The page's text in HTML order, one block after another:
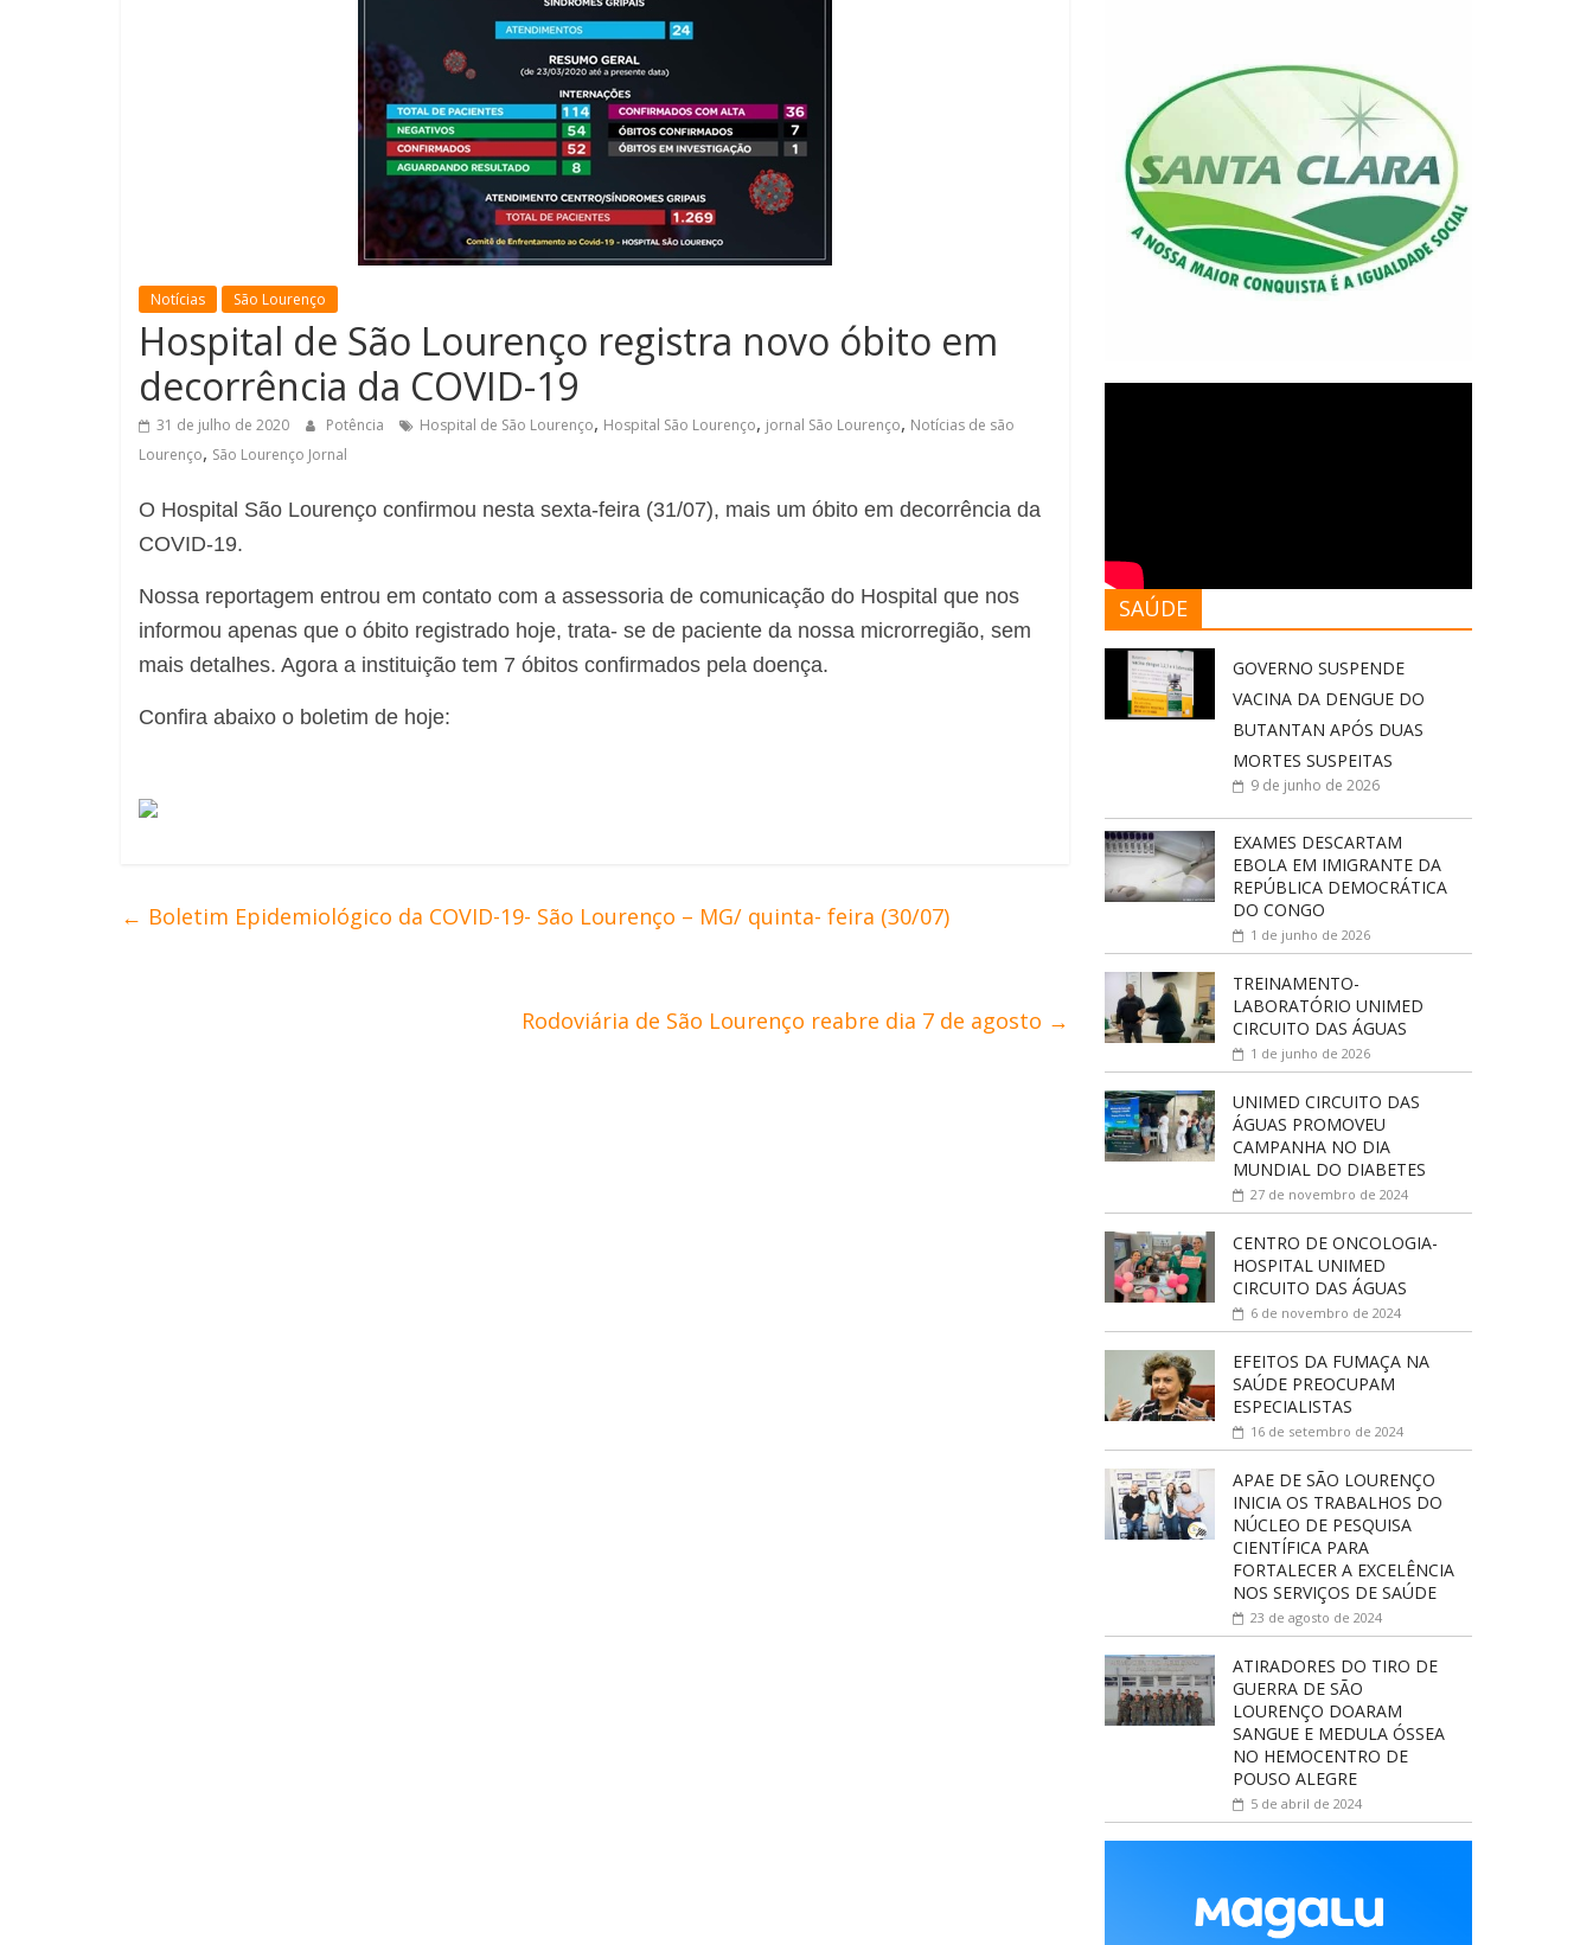
Notícias São Lourenço
Hospital de São Lourenço registra novo óbito em
decorrência da COVID-19
31 de julho de 2020 Potência Hospital de São Lourenço, Hospital São Lourenço, jornal São Lourenço, Notícias de são
Lourenço, São Lourenço Jornal
O Hospital São Lourenço confirmou nesta sexta-feira (31/07), mais um óbito em decorrência da
COVID-19.
Nossa reportagem entrou em contato com a assessoria de comunicação do Hospital que nos
informou apenas que o óbito registrado hoje, trata- se de paciente da nossa microrregião, sem
mais detalhes. Agora a instituição tem 7 óbitos confirmados pela doença.
Confira abaixo o boletim de hoje:
← Boletim Epidemiológico da COVID-19- São Lourenço – MG/ quinta- feira (30/07)
Rodoviária de São Lourenço reabre dia 7 de agosto →
SAÚDE
GOVERNO SUSPENDE
VACINA DA DENGUE DO
BUTANTAN APÓS DUAS
MORTES SUSPEITAS
9 de junho de 2026
EXAMES DESCARTAM
EBOLA EM IMIGRANTE DA
REPÚBLICA DEMOCRÁTICA
DO CONGO
1 de junho de 2026
TREINAMENTO-
LABORATÓRIO UNIMED
CIRCUITO DAS ÁGUAS
1 de junho de 2026
UNIMED CIRCUITO DAS
ÁGUAS PROMOVEU
CAMPANHA NO DIA
MUNDIAL DO DIABETES
27 de novembro de 2024
CENTRO DE ONCOLOGIA-
HOSPITAL UNIMED
CIRCUITO DAS ÁGUAS
6 de novembro de 2024
EFEITOS DA FUMAÇA NA
SAÚDE PREOCUPAM
ESPECIALISTAS
16 de setembro de 2024
APAE DE SÃO LOURENÇO
INICIA OS TRABALHOS DO
NÚCLEO DE PESQUISA
CIENTÍFICA PARA
FORTALECER A EXCELÊNCIA
NOS SERVIÇOS DE SAÚDE
23 de agosto de 2024
ATIRADORES DO TIRO DE
GUERRA DE SÃO
LOURENÇO DOARAM
SANGUE E MEDULA ÓSSEA
NO HEMOCENTRO DE
POUSO ALEGRE
5 de abril de 2024